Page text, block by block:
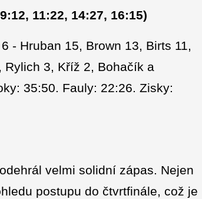
11:22, 14:27, 16:15)
- Hruban 15, Brown 13, Birts 11,
Rylich 3, Kříž 2, Bohačík a
35:50. Fauly: 22:26. Zisky:
velmi solidní zápas. Nejen
postupu do čtvrtfinále, což je